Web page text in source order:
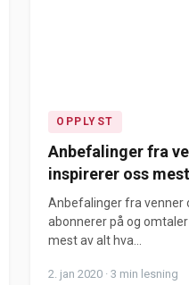
OPPLYST
Anbefalinger fra
inspirerer oss mest
Anbefalinger fra venner
abonnerer på og
mest av alt hva...
2. jan 2020 · 3 min lesning